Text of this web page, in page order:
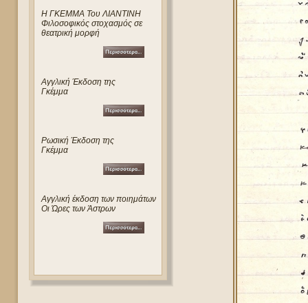
Η ΓΚΕΜΜΑ Του ΛΙΑΝΤΙΝΗ
Φιλοσοφικός στοχασμός σε
θεατρική μορφή
Αγγλική Έκδοση της
Γκέμμα
Ρωσική Έκδοση της
Γκέμμα
Αγγλική έκδοση των ποιημάτων
Οι Ώρες των Άστρων